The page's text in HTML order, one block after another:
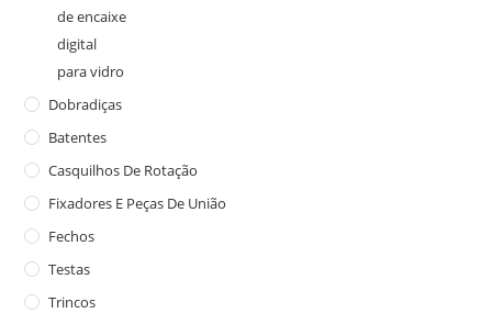
de encaixe
digital
para vidro
Dobradiças
Batentes
Casquilhos De Rotação
Fixadores E Peças De União
Fechos
Testas
Trincos